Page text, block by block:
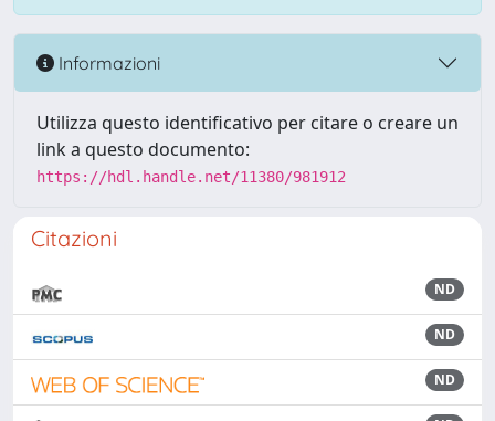
Informazioni
Utilizza questo identificativo per citare o creare un
link a questo documento:
https://hdl.handle.net/11380/981912
Citazioni
ND
ND
ND